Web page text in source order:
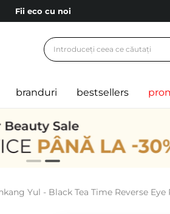
Fii eco cu noi
pentru comenzile de la 150 RON!
branduri bestsellers
Yul - Black Tea Time Reverse